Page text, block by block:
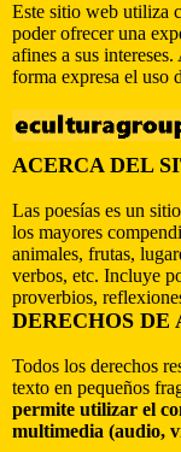
Este sitio web utiliza
poder ofrecer una
afines a sus
forma expresa el uso
ACERCA DEL
Las poesías es un
los mayores
animales, frutas,
verbos, etc. Incluye
proverbios,
DERECHOS DE
Todos los derechos
texto en pequeños
permite utilizar el
multimedia (audio,